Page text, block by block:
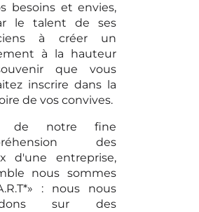
besoins et envies,
le talent de ses
à créer un
à la hauteur
que vous
inscrire dans la
de vos convives.
de notre fine
des
d'une entreprise,
nous sommes
: nous nous
sur des